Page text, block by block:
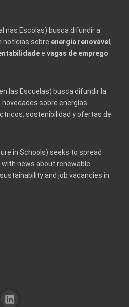
nas Escolas) busca difundir a
notícias sobre energia renovável ,
e vagas de emprego
las Escuelas) busca difundir la
sobre energías
sostenibilidad y ofertas de
in Schools) seeks to spread
news about renewable
and job vacancies in